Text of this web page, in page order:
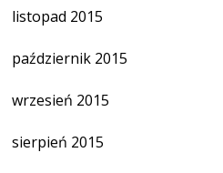
listopad 2015
październik 2015
wrzesień 2015
sierpień 2015